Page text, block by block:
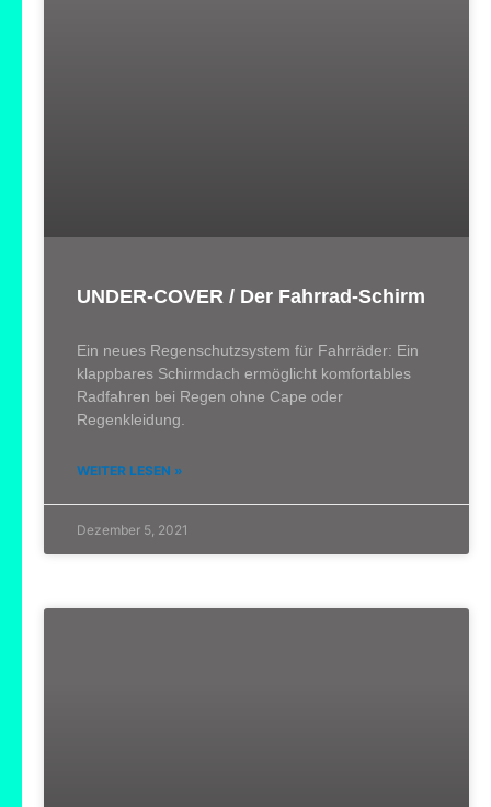
UNDER-COVER / Der Fahrrad-Schirm
Ein neues Regenschutzsystem für Fahrräder: Ein
klappbares Schirmdach ermöglicht komfortables
Radfahren bei Regen ohne Cape oder
Regenkleidung.
WEITER LESEN »
Dezember 5, 2021